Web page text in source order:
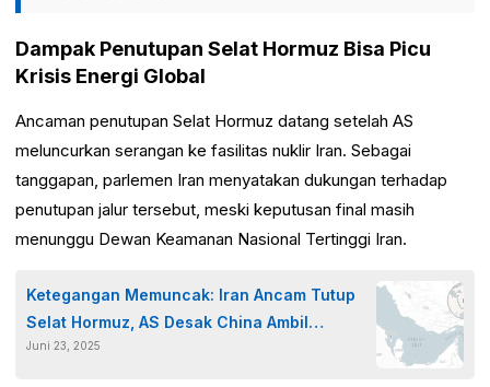
Dampak Penutupan Selat Hormuz Bisa Picu
Krisis Energi Global
Ancaman penutupan Selat Hormuz datang setelah AS
meluncurkan serangan ke fasilitas nuklir Iran. Sebagai
tanggapan, parlemen Iran menyatakan dukungan terhadap
penutupan jalur tersebut, meski keputusan final masih
menunggu Dewan Keamanan Nasional Tertinggi Iran.
Ketegangan Memuncak: Iran Ancam Tutup
Selat Hormuz, AS Desak China Ambil
Tindakan
Juni 23, 2025